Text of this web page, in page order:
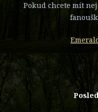
Pokud chcete mít